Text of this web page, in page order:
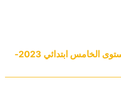
فروض في الاجتماعيات المستوى الخامس ابتدائي 2023-